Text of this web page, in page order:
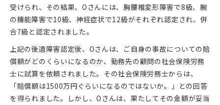
受けられ、その結果、Oさんには、胸腰椎変形障害で8級、腕
の機能障害で10級、神経症状で12級がそれぞれ認定され、併
合7級と認定されました。
上記の後遺障害認定後、Oさんは、ご自身の事故についての賠
償額がどのくらいになるのか、勤務先の顧問の社会保険労務
士に試算を依頼されました。その社会保険労務士からは、
「賠償額は1500万円ぐらいになるのではないか。」との回答
を得られました。しかし、Oさんは、果たしてその金額が妥当